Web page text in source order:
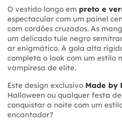
O vestido longo em preto e
espectacular com um painel
com cordões cruzados. As
um delicado tule negro
ar enigmático. A gola alta
completa o look com um estilo
vampiresa de elite.
Este design exclusivo Made by
Halloween ou qualquer festa
conquistar a noite com um
encantador?